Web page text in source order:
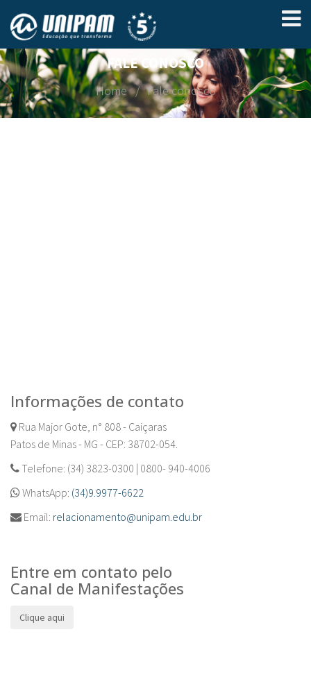
FALE CONOSCO
Home Fale conosco
Informações de contato
Rua Major Gote, n° 808 - Caiçaras
Patos de Minas - MG - CEP: 38702-054.
Telefone: (34) 3823-0300 | 0800- 940-4006
WhatsApp: (34)9.9977-6622
Email: relacionamento@unipam.edu.br
Entre em contato pelo
Canal de Manifestações
Clique aqui